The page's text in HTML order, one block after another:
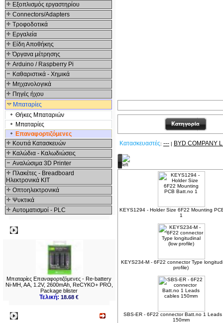
Εξοπλισμός εργαστηρίου
Connectors/Adapters
Τροφοδοτικά
Εργαλεία
Είδη Αποθήκης
Όργανα μέτρησης
Arduino / Raspberry Pi
Καθαριστικά - Χημικά
Μηχανολογικά
Πηγές ήχου
Μπαταρίες
Θήκες Μπαταριών
Μπαταρίες
Επαναφορτιζόμενες
Κουτιά Κατασκευών
Καλώδια - Καλωδιώσεις
Αναλώσιμα 3D Printer
Πλακέτες - Breadboard
Ηλεκτρονικά ΚΙΤ
Οπτοηλεκτρονικά
Ψυκτικά
Αυτοματισμοί - PLC
Μπαταρίες Επαναφορτιζόμενες - Re-battery
Ni-MH, AA, 1.2V, 2600mAh, ReCYKO+ PRO,
Package blister
Τελική:18.68 €
Κατασκευαστές: --- | BYD COMPANY
KEYS1294 - Holder Size 6F22 Mounting
1
KEYS234-M - 6F22 connector Type
profile)
SBS-ER - 6F22 connector Batt.no 1
150mm